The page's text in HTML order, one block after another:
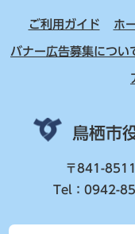
ご利用ガイド ホ
バナー広告募集につい
鳥栖市
〒841-
Tel：0942-